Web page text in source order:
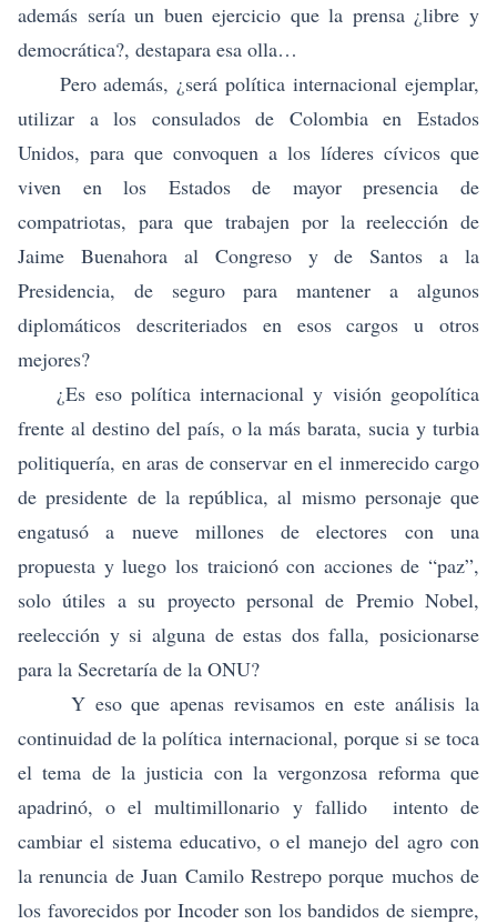
además sería un buen ejercicio que la prensa ¿libre y
democrática?, destapara esa olla…
Pero además, ¿será política internacional ejemplar,
utilizar a los consulados de Colombia en Estados
Unidos, para que convoquen a los líderes cívicos que
viven en los Estados de mayor presencia de
compatriotas, para que trabajen por la reelección de
Jaime Buenahora al Congreso y de Santos a la
Presidencia, de seguro para mantener a algunos
diplomáticos descriteriados en esos cargos u otros
mejores?
¿Es eso política internacional y visión geopolítica
frente al destino del país, o la más barata, sucia y turbia
politiquería, en aras de conservar en el inmerecido cargo
de presidente de la república, al mismo personaje que
engatusó a nueve millones de electores con una
propuesta y luego los traicionó con acciones de “paz”,
solo útiles a su proyecto personal de Premio Nobel,
reelección y si alguna de estas dos falla, posicionarse
para la Secretaría de la ONU?
Y eso que apenas revisamos en este análisis la
continuidad de la política internacional, porque si se toca
el tema de la justicia con la vergonzosa reforma que
apadrinó, o el multimillonario y fallido intento de
cambiar el sistema educativo, o el manejo del agro con
la renuncia de Juan Camilo Restrepo porque muchos de
los favorecidos por Incoder son los bandidos de siempre,